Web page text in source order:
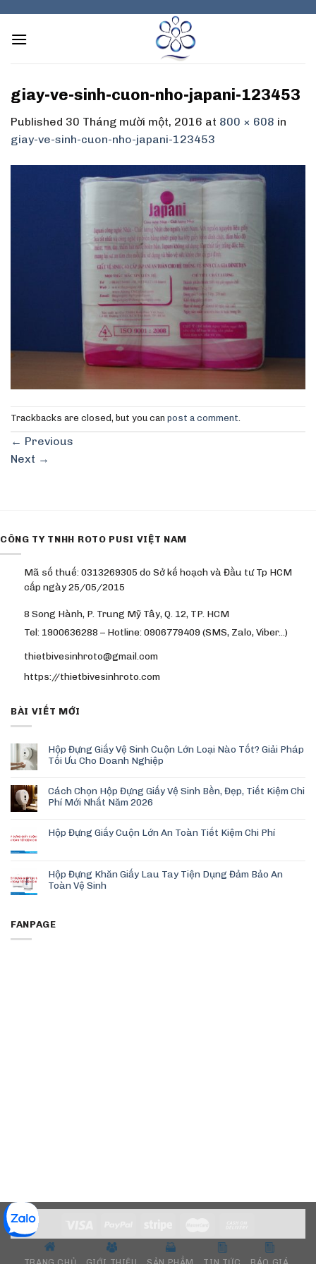
content
giay-ve-sinh-cuon-nho-japani-123453
Published 30 Tháng mười một, 2016 at 800 × 608 in
giay-ve-sinh-cuon-nho-japani-123453
Trackbacks are closed, but you can post a comment.
← Previous
Next →
CÔNG TY TNHH ROTO PUSI VIỆT NAM
Mã số thuế: 0313269305 do Sở kế hoạch và Đầu tư Tp HCM
cấp ngày 25/05/2015
8 Song Hành, P. Trung Mỹ Tây, Q. 12, TP. HCM
Tel: 1900636288 – Hotline: 0906779409 (SMS, Zalo, Viber…)
thietbivesinhroto@gmail.com
https://thietbivesinhroto.com
BÀI VIẾT MỚI
Hộp Đựng Giấy Vệ Sinh Cuộn Lớn Loại Nào Tốt? Giải Pháp
Tối Ưu Cho Doanh Nghiệp
Cách Chọn Hộp Đựng Giấy Vệ Sinh Bền, Đẹp, Tiết Kiệm Chi
Phí Mới Nhất Năm 2026
Hộp Đựng Giấy Cuộn Lớn An Toàn Tiết Kiệm Chi Phí
Hộp Đựng Khăn Giấy Lau Tay Tiện Dụng Đảm Bảo An
Toàn Vệ Sinh
FANPAGE